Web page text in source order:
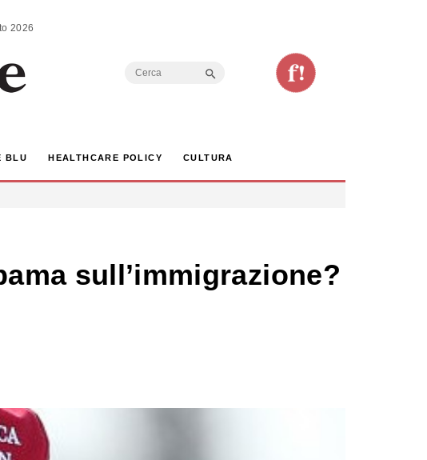
6 Agosto 2026
Search
BLU HEALTHCARE POLICY CULTURA
sull’immigrazione?